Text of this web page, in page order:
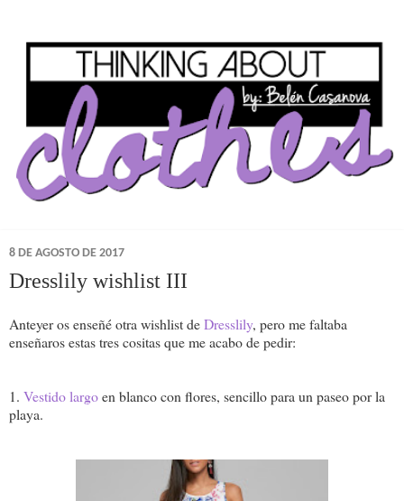
8 DE AGOSTO DE 2017
Dresslily wishlist III
Anteyer os enseñé otra wishlist deDresslily, pero me faltaba
enseñaros estas tres cositas que me acabo de pedir:
1. Vestido largoen blanco con flores, sencillo para un paseo por la
playa.